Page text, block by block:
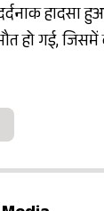
हादसा
हो गई,